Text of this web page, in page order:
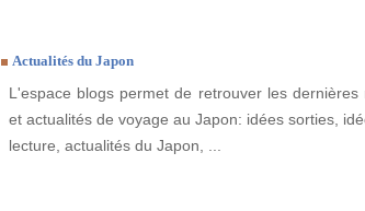
Actualités du Japon
L'espace blogs permet de retrouver les dernières
et actualités de voyage au Japon: idées sorties,
lecture, actualités du Japon, ...